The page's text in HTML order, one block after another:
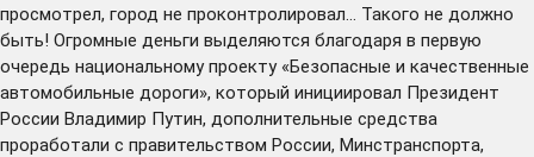
просмотрел, город не проконтролировал… Такого не должно
быть! Огромные деньги выделяются благодаря в первую
очередь национальному проекту «Безопасные и качественные
автомобильные дороги», который инициировал Президент
России Владимир Путин, дополнительные средства
проработали с правительством России, Минстранспорта,